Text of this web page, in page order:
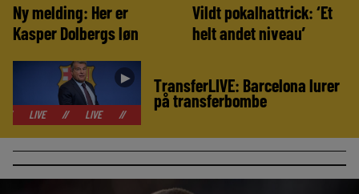
Ny melding: Her er
Kasper Dolbergs løn
Vildt pokalhattrick: ‘Et
helt andet niveau’
►
LIVE LIVE // LIVE
TransferLIVE: Barcelona lurer
på transferbombe